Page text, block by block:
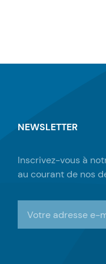
NEWSLETTER
Inscrivez-vous à
au courant de nos